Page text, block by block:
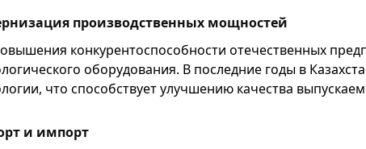
производственных мощностей
конкурентоспособности отечественных
оборудования. В последние годы в
что способствует улучшению качества
и импорт